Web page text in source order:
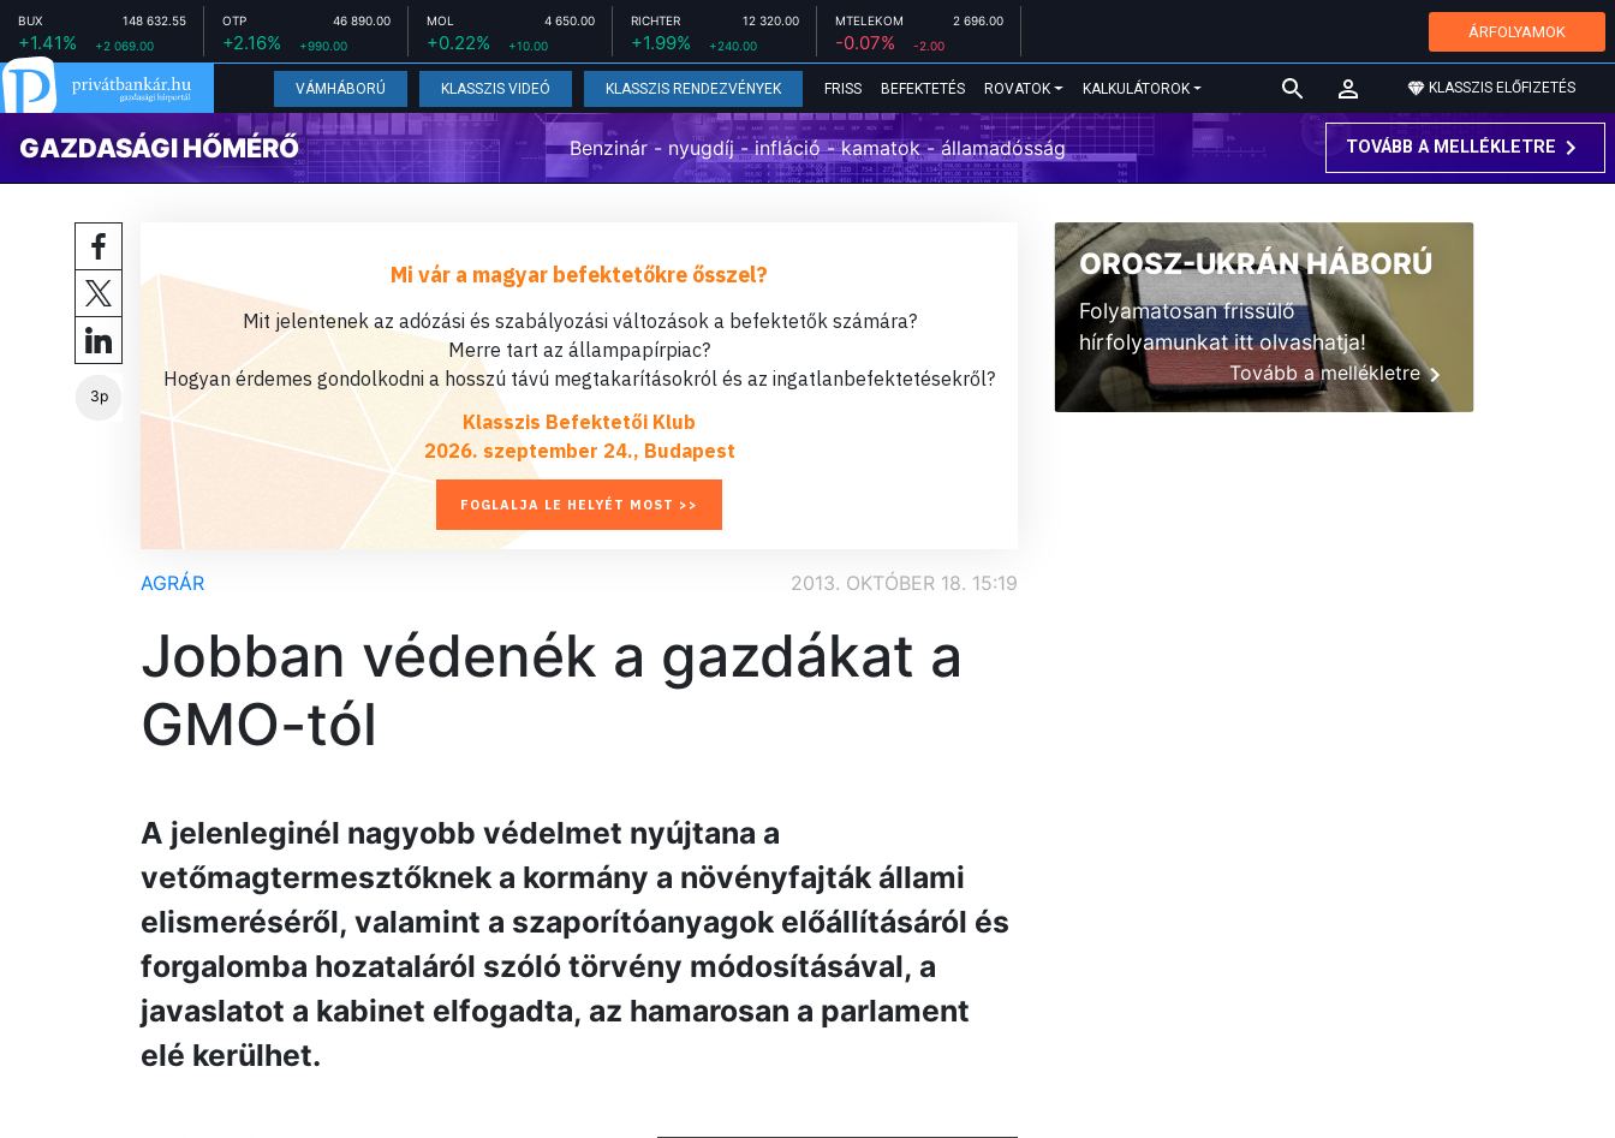
BUX 148 632.55
+1.41% +2 069.00
OTP 46 890.00
+2.16% +990.00
MOL 4 650.00
+0.22% +10.00
RICHTER 12 320.00
+1.99% +240.00
MTELEKOM 2 696.00
-0.07% -2.00
ÁRFOLYAMOK
VÁMHÁBORÚ KLASSZIS VIDEÓ KLASSZIS RENDEZVÉNYEK FRISS BEFEKTETÉS ROVATOK KALKULÁTOROK KLASSZIS ELŐFIZETÉS
GAZDASÁGI HŐMÉRŐ Benzinár - nyugdíj - infláció - kamatok - államadósság TOVÁBB A MELLÉKLETRE
3p
Mi vár a magyar befektetőkre ősszel?
Mit jelentenek az adózási és szabályozási változások a befektetők számára?
Merre tart az állampapírpiac?
Hogyan érdemes gondolkodni a hosszú távú megtakarításokról és az ingatlanbefektetésekről?
Klasszis Befektetői Klub
2026. szeptember 24., Budapest
FOGLALJA LE HELYÉT MOST >>
AGRÁR 2013. OKTÓBER 18. 15:19
Jobban védenék a gazdákat a
GMO-tól
A jelenleginél nagyobb védelmet nyújtana a
vetőmagtermesztőknek a kormány a növényfajták állami
elismeréséről, valamint a szaporítóanyagok előállításáról és
forgalomba hozataláról szóló törvény módosításával, a
javaslatot a kabinet elfogadta, az hamarosan a parlament
elé kerülhet.
OROSZ-UKRÁN HÁBORÚ
Folyamatosan frissülő
hírfolyamunkat itt olvashatja!
Tovább a mellékletre